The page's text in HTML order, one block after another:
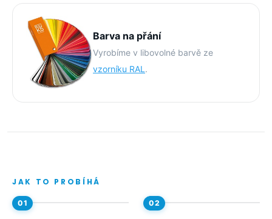
Barva na přání
Vyrobíme v libovolné barvě ze
vzorníku RAL .
JAK TO PROBÍHÁ